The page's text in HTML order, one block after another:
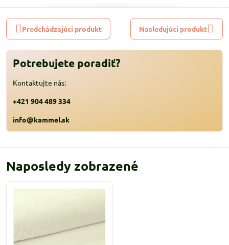
Predchádzajúci produkt Nasledujúci produkt
Potrebujete poradiť?
Kontaktujte nás:
+421 904 489 334
info@kammel.sk
Naposledy zobrazené